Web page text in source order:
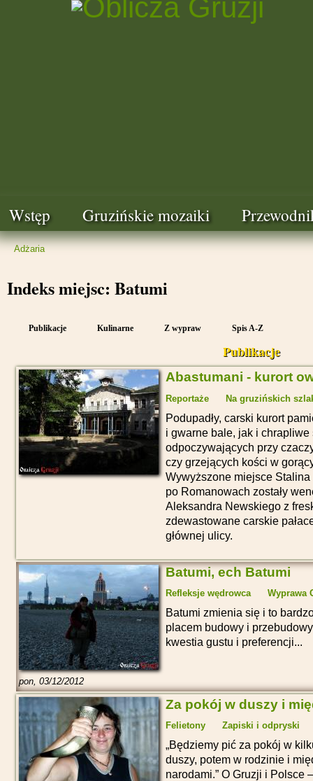
Wstęp Gruzińskie mozaiki
Adżaria
Indeks miejsc: Batumi
Publikacje Kulinarne Z wypraw Spis A-Z
Publikacje
Abastumani - kurort
Reportaże Na gruzińskich
Podupadły, carski kurort
i gwarne bale, jak i
odpoczywających przy
czy grzejących kości w
Wywyższone miejsce
po Romanowach zostały
Aleksandra Newskiego z
zdewastowane carskie
głównej ulicy.
Batumi, ech Batumi
Refleksje wędrowca Wyprawa
Batumi zmienia się i to
placem budowy i
kwestia gustu i preferencji...
pon, 03/12/2012
Za pokój w duszy i
Felietony Zapiski i odpryski
Będziemy pić za pokój w
duszy, potem w rodzinie i
narodami. O Gruzji i Polsce